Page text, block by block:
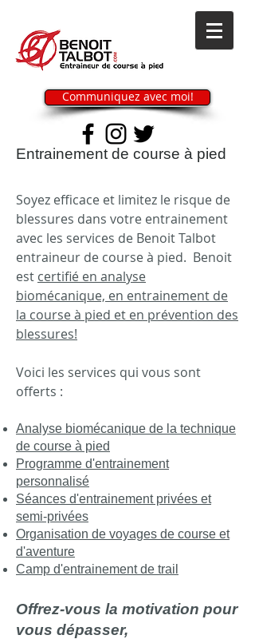
Communiquez avec moi!
Entrainement de course à pied
Soyez efficace et limitez le risque de
blessures dans votre entrainement
avec les services de Benoit Talbot
entraineur de course à pied. Benoit
est certifié en analyse
biomécanique, en entrainement de
la course à pied et en prévention des
blessures!
Voici les services qui vous sont
offerts :
Analyse biomécanique de la technique
de course à pied
Programme d'entrainement
personnalisé
Séances d'entrainement privées et
semi-privées
Organisation de voyages de course et
d'aventure
Camp d'entrainement de trail
Offrez-vous la motivation pour
vous dépasser,